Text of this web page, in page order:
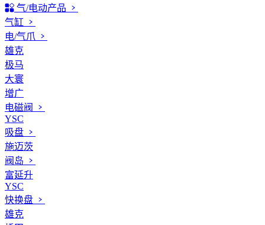
气/电动产品
气缸
电/气爪
雄克
极马
大寰
增广
电磁阀
YSC
吸盘
施迈茨
阀岛
富延升
YSC
快换盘
雄克